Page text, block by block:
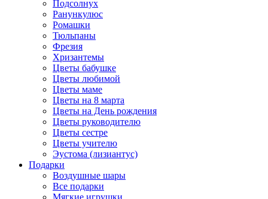
Подсолнух
Ранункулюс
Ромашки
Тюльпаны
Фрезия
Хризантемы
Цветы бабушке
Цветы любимой
Цветы маме
Цветы на 8 марта
Цветы на День рождения
Цветы руководителю
Цветы сестре
Цветы учителю
Эустома (лизиантус)
Подарки
Воздушные шары
Все подарки
Мягкие игрушки